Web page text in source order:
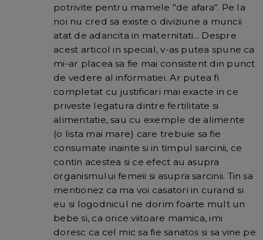
potrivite pentru mamele "de afara". Pe la
noi nu cred sa existe o diviziune a muncii
atat de adancita in maternitati... Despre
acest articol in special, v-as putea spune ca
mi-ar placea sa fie mai consistent din punct
de vedere al informatiei. Ar putea fi
completat cu justificari mai exacte in ce
priveste legatura dintre fertilitate si
alimentatie, sau cu exemple de alimente
(o lista mai mare) care trebuie sa fie
consumate inainte si in timpul sarcinii, ce
contin acestea si ce efect au asupra
organismului femeii si asupra sarcinii. Tin sa
mentionez ca ma voi casatori in curand si
eu si logodnicul ne dorim foarte mult un
bebe si, ca orice viitoare mamica, imi
doresc ca cel mic sa fie sanatos si sa vine pe